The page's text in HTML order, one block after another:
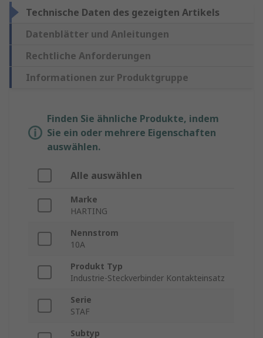
Technische Daten des gezeigten Artikels
Datenblätter und Anleitungen
Rechtliche Anforderungen
Informationen zur Produktgruppe
Finden Sie ähnliche Produkte, indem
Sie ein oder mehrere Eigenschaften
auswählen.
Alle auswählen
Marke
HARTING
Nennstrom
10A
Produkt Typ
Industrie-Steckverbinder Kontakteinsatz
Serie
STAF
Subtyp